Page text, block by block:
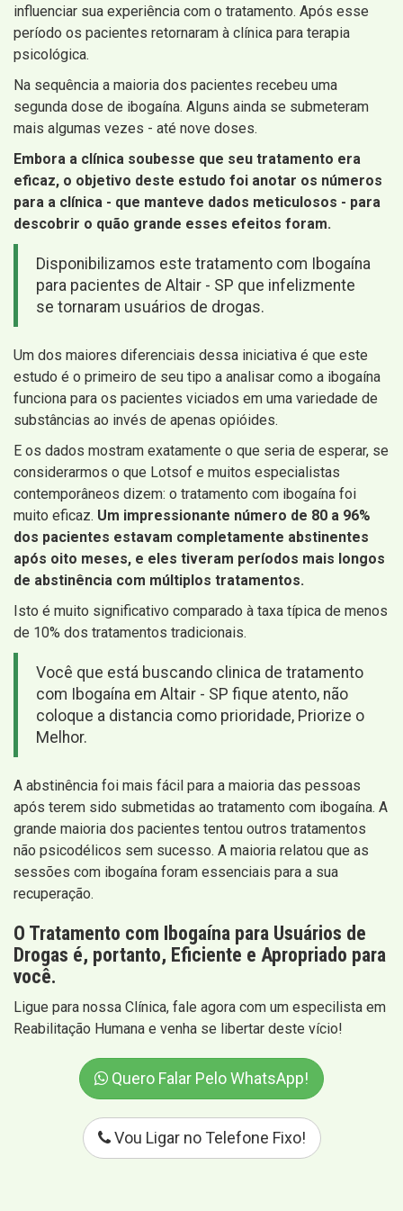
influenciar sua experiência com o tratamento. Após esse
período os pacientes retornaram à clínica para terapia
psicológica.
Na sequência a maioria dos pacientes recebeu uma
segunda dose de ibogaína. Alguns ainda se submeteram
mais algumas vezes - até nove doses.
Embora a clínica soubesse que seu tratamento era
eficaz, o objetivo deste estudo foi anotar os números
para a clínica - que manteve dados meticulosos - para
descobrir o quão grande esses efeitos foram.
Disponibilizamos este tratamento com Ibogaína
para pacientes de Altair - SP que infelizmente
se tornaram usuários de drogas.
Um dos maiores diferenciais dessa iniciativa é que este
estudo é o primeiro de seu tipo a analisar como a ibogaína
funciona para os pacientes viciados em uma variedade de
substâncias ao invés de apenas opióides.
E os dados mostram exatamente o que seria de esperar, se
considerarmos o que Lotsof e muitos especialistas
contemporâneos dizem: o tratamento com ibogaína foi
muito eficaz. Um impressionante número de 80 a 96%
dos pacientes estavam completamente abstinentes
após oito meses, e eles tiveram períodos mais longos
de abstinência com múltiplos tratamentos.
Isto é muito significativo comparado à taxa típica de menos
de 10% dos tratamentos tradicionais.
Você que está buscando clinica de tratamento
com Ibogaína em Altair - SP fique atento, não
coloque a distancia como prioridade, Priorize o
Melhor.
A abstinência foi mais fácil para a maioria das pessoas
após terem sido submetidas ao tratamento com ibogaína. A
grande maioria dos pacientes tentou outros tratamentos
não psicodélicos sem sucesso. A maioria relatou que as
sessões com ibogaína foram essenciais para a sua
recuperação.
O Tratamento com Ibogaína para Usuários de
Drogas é, portanto, Eficiente e Apropriado para
você.
Ligue para nossa Clínica, fale agora com um especilista em
Reabilitação Humana e venha se libertar deste vício!
Quero Falar Pelo WhatsApp!
Vou Ligar no Telefone Fixo!